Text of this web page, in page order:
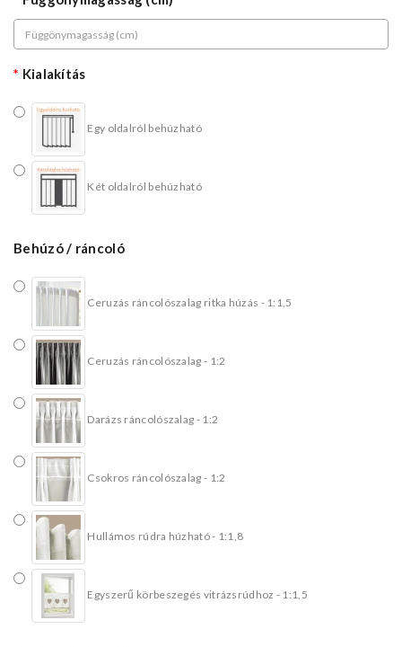
Kialakítás
Egy oldalról behúzható
Két oldalról behúzható
Behúzó / ráncoló
Ceruzás ráncolószalag ritka húzás - 1:1,5
Ceruzás ráncolószalag - 1:2
Darázs ráncolószalag - 1:2
Csokros ráncolószalag - 1:2
Hullámos rúdra húzható - 1:1,8
Egyszerű körbeszegés vitrázsrúdhoz - 1:1,5